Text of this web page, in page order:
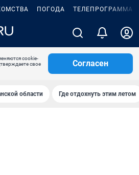
ПОГОДА ТЕЛЕПРОГРАММА
cookie-
свое
Согласен
области Где отдохнуть этим летом